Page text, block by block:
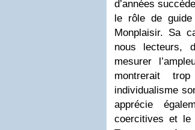
d’années
le rôle de
Monplaisir. Sa
nous lecteurs,
mesurer
montrerait
individualisme
apprécie
coercitives et le